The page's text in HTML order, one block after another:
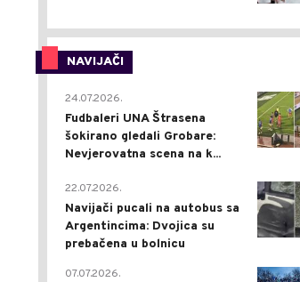
NAVIJAČI
24.07.2026.
Fudbaleri UNA Štrasena
šokirano gledali Grobare:
Nevjerovatna scena na k...
22.07.2026.
Navijači pucali na autobus sa
Argentincima: Dvojica su
prebačena u bolnicu
07.07.2026.